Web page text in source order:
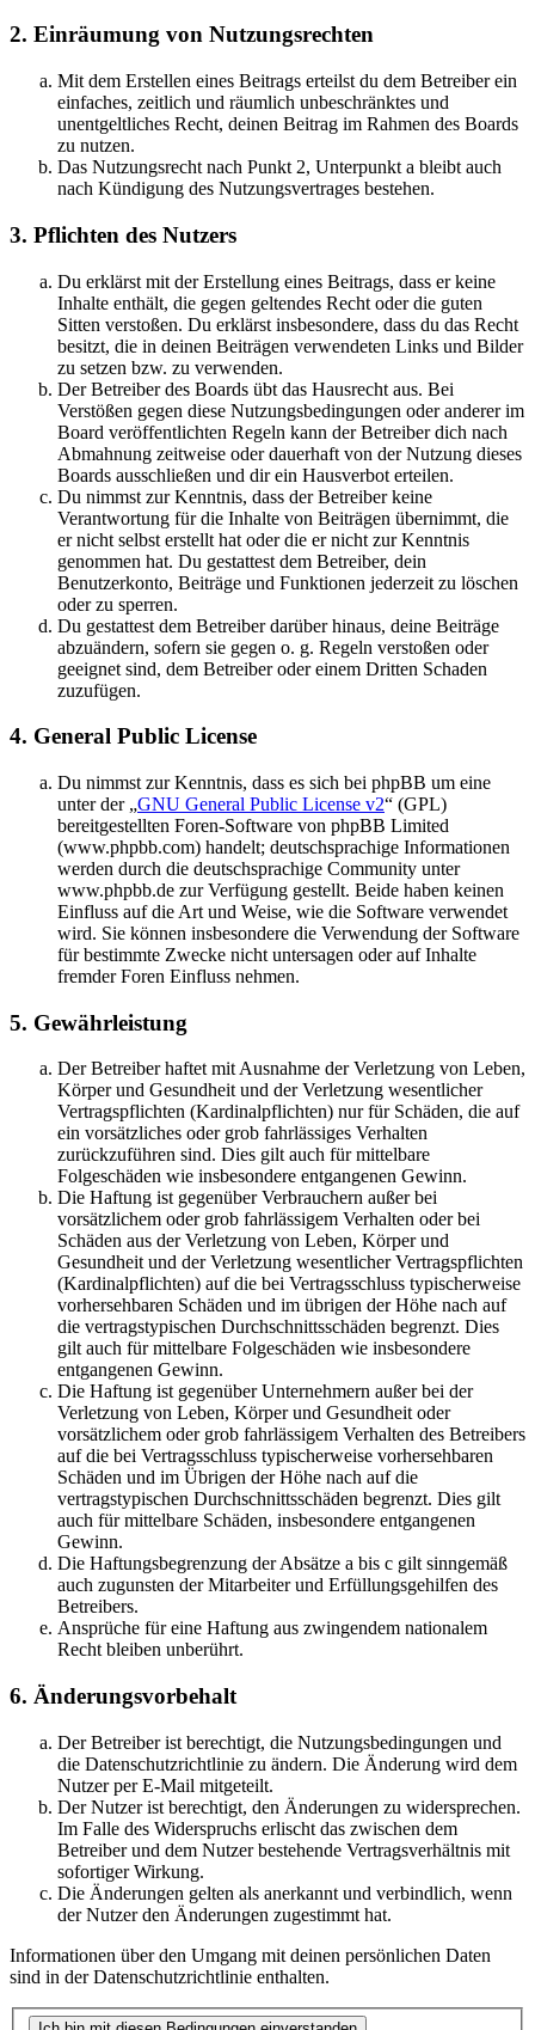
2. Einräumung von Nutzungsrechten
Mit dem Erstellen eines Beitrags erteilst du dem Betreiber ein
einfaches, zeitlich und räumlich unbeschränktes und
unentgeltliches Recht, deinen Beitrag im Rahmen des Boards
zu nutzen.
Das Nutzungsrecht nach Punkt 2, Unterpunkt a bleibt auch
nach Kündigung des Nutzungsvertrages bestehen.
3. Pflichten des Nutzers
Du erklärst mit der Erstellung eines Beitrags, dass er keine
Inhalte enthält, die gegen geltendes Recht oder die guten
Sitten verstoßen. Du erklärst insbesondere, dass du das Recht
besitzt, die in deinen Beiträgen verwendeten Links und Bilder
zu setzen bzw. zu verwenden.
Der Betreiber des Boards übt das Hausrecht aus. Bei
Verstößen gegen diese Nutzungsbedingungen oder anderer im
Board veröffentlichten Regeln kann der Betreiber dich nach
Abmahnung zeitweise oder dauerhaft von der Nutzung dieses
Boards ausschließen und dir ein Hausverbot erteilen.
Du nimmst zur Kenntnis, dass der Betreiber keine
Verantwortung für die Inhalte von Beiträgen übernimmt, die
er nicht selbst erstellt hat oder die er nicht zur Kenntnis
genommen hat. Du gestattest dem Betreiber, dein
Benutzerkonto, Beiträge und Funktionen jederzeit zu löschen
oder zu sperren.
Du gestattest dem Betreiber darüber hinaus, deine Beiträge
abzuändern, sofern sie gegen o. g. Regeln verstoßen oder
geeignet sind, dem Betreiber oder einem Dritten Schaden
zuzufügen.
4. General Public License
Du nimmst zur Kenntnis, dass es sich bei phpBB um eine
unter der „GNU General Public License v2“ (GPL)
bereitgestellten Foren-Software von phpBB Limited
(www.phpbb.com) handelt; deutschsprachige Informationen
werden durch die deutschsprachige Community unter
www.phpbb.de zur Verfügung gestellt. Beide haben keinen
Einfluss auf die Art und Weise, wie die Software verwendet
wird. Sie können insbesondere die Verwendung der Software
für bestimmte Zwecke nicht untersagen oder auf Inhalte
fremder Foren Einfluss nehmen.
5. Gewährleistung
Der Betreiber haftet mit Ausnahme der Verletzung von Leben,
Körper und Gesundheit und der Verletzung wesentlicher
Vertragspflichten (Kardinalpflichten) nur für Schäden, die auf
ein vorsätzliches oder grob fahrlässiges Verhalten
zurückzuführen sind. Dies gilt auch für mittelbare
Folgeschäden wie insbesondere entgangenen Gewinn.
Die Haftung ist gegenüber Verbrauchern außer bei
vorsätzlichem oder grob fahrlässigem Verhalten oder bei
Schäden aus der Verletzung von Leben, Körper und
Gesundheit und der Verletzung wesentlicher Vertragspflichten
(Kardinalpflichten) auf die bei Vertragsschluss typischerweise
vorhersehbaren Schäden und im übrigen der Höhe nach auf
die vertragstypischen Durchschnittsschäden begrenzt. Dies
gilt auch für mittelbare Folgeschäden wie insbesondere
entgangenen Gewinn.
Die Haftung ist gegenüber Unternehmern außer bei der
Verletzung von Leben, Körper und Gesundheit oder
vorsätzlichem oder grob fahrlässigem Verhalten des Betreibers
auf die bei Vertragsschluss typischerweise vorhersehbaren
Schäden und im Übrigen der Höhe nach auf die
vertragstypischen Durchschnittsschäden begrenzt. Dies gilt
auch für mittelbare Schäden, insbesondere entgangenen
Gewinn.
Die Haftungsbegrenzung der Absätze a bis c gilt sinngemäß
auch zugunsten der Mitarbeiter und Erfüllungsgehilfen des
Betreibers.
Ansprüche für eine Haftung aus zwingendem nationalem
Recht bleiben unberührt.
6. Änderungsvorbehalt
Der Betreiber ist berechtigt, die Nutzungsbedingungen und
die Datenschutzrichtlinie zu ändern. Die Änderung wird dem
Nutzer per E-Mail mitgeteilt.
Der Nutzer ist berechtigt, den Änderungen zu widersprechen.
Im Falle des Widerspruchs erlischt das zwischen dem
Betreiber und dem Nutzer bestehende Vertragsverhältnis mit
sofortiger Wirkung.
Die Änderungen gelten als anerkannt und verbindlich, wenn
der Nutzer den Änderungen zugestimmt hat.
Informationen über den Umgang mit deinen persönlichen Daten
sind in der Datenschutzrichtlinie enthalten.